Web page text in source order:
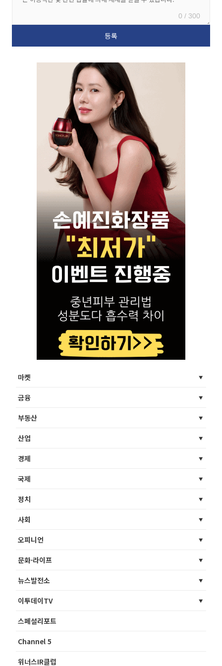
0 / 300
마켓
금융
부동산
산업
경제
국제
정치
사회
오피니언
문화·라이프
뉴스발전소
이투데이TV
스페셜리포트
Channel 5
위너스IR클럽